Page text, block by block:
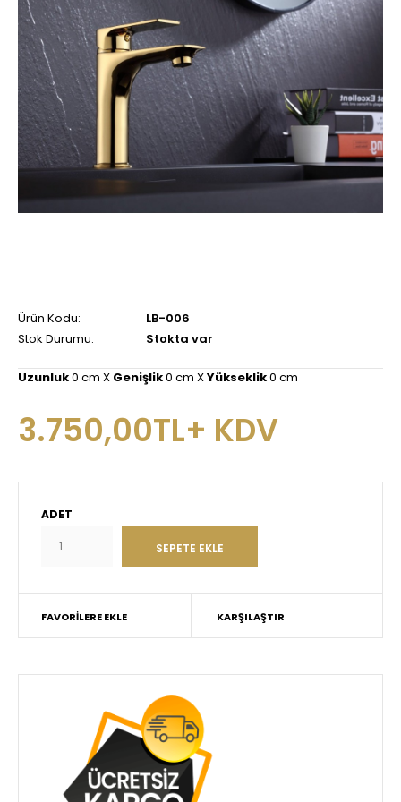
Ürün Kodu:
LB-006
Stok Durumu:
Stokta var
Uzunluk0 cm X Genişlik0 cm XYükseklik0 cm
3.750,00TL+ KDV
ADET
FAVORILERE EKLE KARŞILAŞTIR